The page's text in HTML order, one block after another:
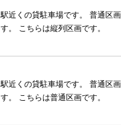
駅近くの貸駐車場です。 普通区
す。 こちらは縦列区画です。
駅近くの貸駐車場です。 普通区
す。 こちらは普通区画です。